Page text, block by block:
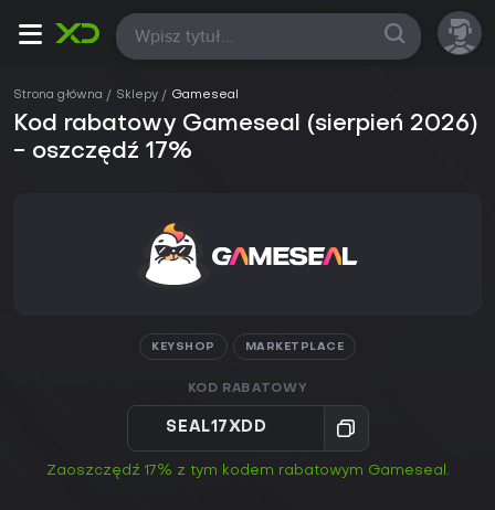
Wszystkie
Strona główna Sklepy Gameseal
Kod rabatowy Gameseal (sierpień 2026)
- oszczędź 17%
KEYSHOP MARKETPLACE
KOD RABATOWY
SEAL17XDD
Zaoszczędź 17% z tym kodem rabatowym Gameseal.